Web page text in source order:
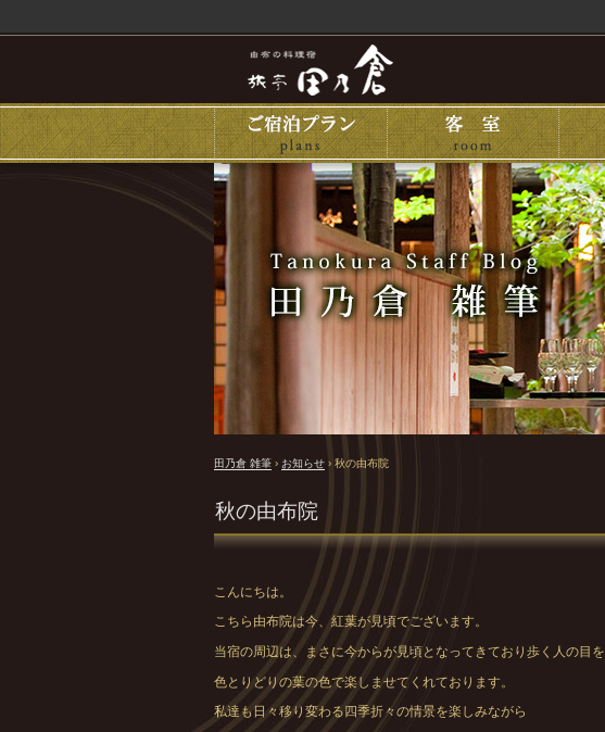
田乃倉 雑筆 › お知らせ › 秋の由布院
秋の由布院
こんにちは。
こちら由布院は今、紅葉が見頃でございます。
当宿の周辺は、まさに今からが見頃となってきており歩く人の目を
色とりどりの葉の色で楽しませてくれております。
私達も日々移り変わる四季折々の情景を楽しみながら